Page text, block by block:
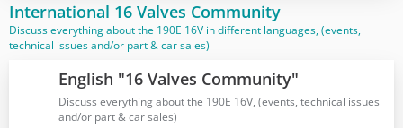
g
e
i
t
r
ä
g
e
t
e
e
i
t
International 16 Valves Community
Discuss everything about the 190E 16V in different languages, (events,
technical issues and/or part & car sales)
English "16 Valves Community"
Discuss everything about the 190E 16V, (events, technical issues
and/or part & car sales)